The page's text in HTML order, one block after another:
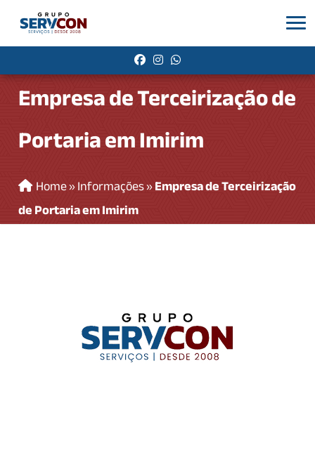
Empresa de Terceirização de
Portaria em Imirim
Home»Informações»Empresa de Terceirização
de Portaria em Imirim